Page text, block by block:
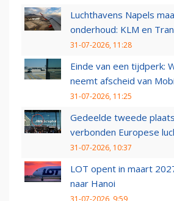
Luchthavens Napels
onderhoud: KLM en
31-07-2026, 11:28
Einde van een tijdperk:
neemt afscheid van
31-07-2026, 11:25
Gedeelde tweede
verbonden Europese
31-07-2026, 10:37
LOT opent in maart
naar Hanoi
31-07-2026, 9:59